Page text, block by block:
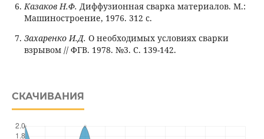
Казаков Н.Ф. Диффузионная сварка материалов. М.:
Машиностроение, 1976. 312 с.
Захаренко И.Д. О необходимых условиях сварки
взрывом // ФГВ. 1978. №3. С. 139-142.
СКАЧИВАНИЯ